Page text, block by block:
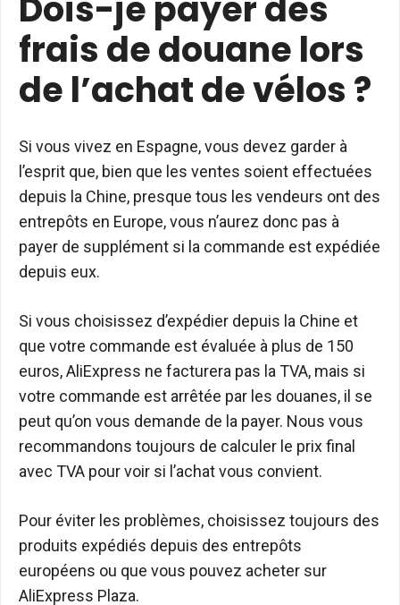
Dois-je payer des
frais de douane lors
de l’achat de vélos ?
Si vous vivez en Espagne, vous devez garder à
l’esprit que, bien que les ventes soient effectuées
depuis la Chine, presque tous les vendeurs ont des
entrepôts en Europe, vous n’aurez donc pas à
payer de supplément si la commande est expédiée
depuis eux.
Si vous choisissez d’expédier depuis la Chine et
que votre commande est évaluée à plus de 150
euros, AliExpress ne facturera pas la TVA, mais si
votre commande est arrêtée par les douanes, il se
peut qu’on vous demande de la payer. Nous vous
recommandons toujours de calculer le prix final
avec TVA pour voir si l’achat vous convient.
Pour éviter les problèmes, choisissez toujours des
produits expédiés depuis des entrepôts
européens ou que vous pouvez acheter sur
AliExpress Plaza.